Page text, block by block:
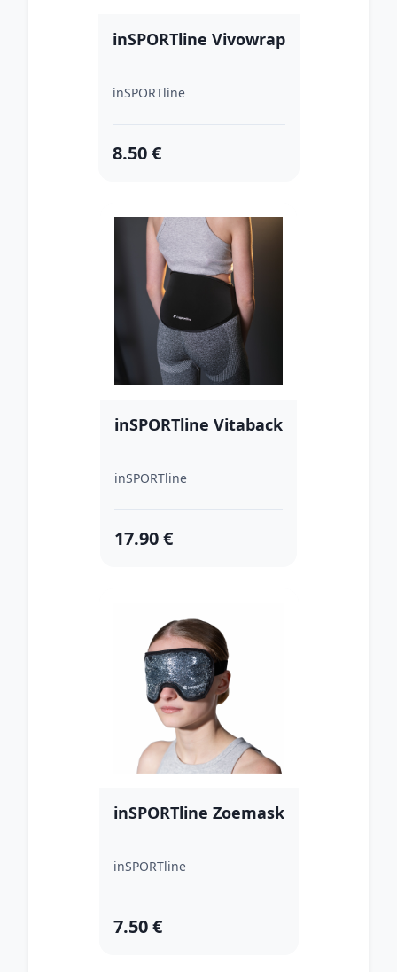
inSPORTline Vivowrap
inSPORTline
8.50 €
inSPORTline Vitaback
inSPORTline
17.90 €
inSPORTline Zoemask
inSPORTline
7.50 €